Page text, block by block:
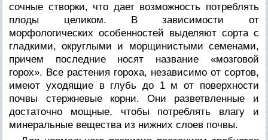
сочные створки, что дает возможность потреблять
плоды целиком. В зависимости от
морфологических особенностей выделяют сорта с
гладкими, округлыми и морщинистыми семенами,
причем последние носят название «мозговой
горох». Все растения гороха, независимо от сортов,
имеют уходящие в глубь до 1 м от поверхности
почвы стержневые корни. Они разветвленные и
достаточно мощные, чтобы потреблять влагу и
минеральные вещества из нижних слоев почвы.